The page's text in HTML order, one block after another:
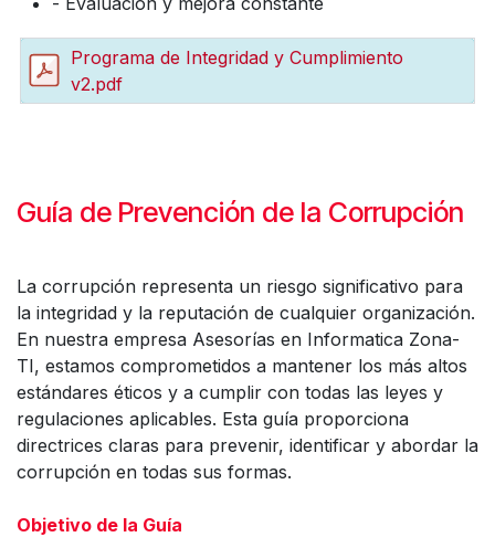
Programa de Integridad y Cumplimiento
v2.pdf
Guía de Prevención de la Corrupción
La corrupción representa un riesgo significativo para
la integridad y la reputación de cualquier organización.
En nuestra empresa Asesorías en Informatica Zona-
TI, estamos comprometidos a mantener los más altos
estándares éticos y a cumplir con todas las leyes y
regulaciones aplicables. Esta guía proporciona
directrices claras para prevenir, identificar y abordar la
corrupción en todas sus formas.
Objetivo de la Guía